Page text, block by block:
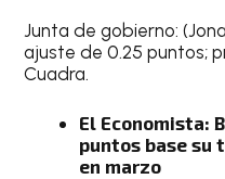
Junta de gobierno:
ajuste de 0.25 puntos;
Cuadra.
El Economista:
puntos base su
en marzo